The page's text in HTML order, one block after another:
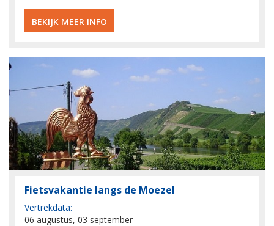
BEKIJK MEER INFO
Fietsvakantie langs de Moezel
Vertrekdata:
06 augustus, 03 september